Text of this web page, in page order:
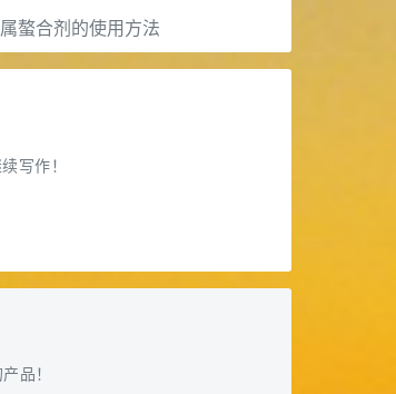
螯合剂的使用方法
写作！
品！